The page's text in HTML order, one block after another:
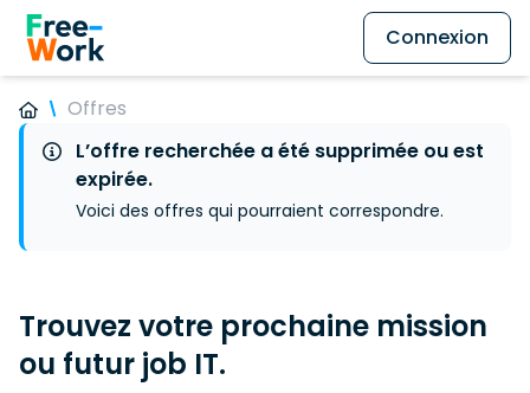
Connexion
Offres
L’offre recherchée a été supprimée ou est
expirée.
Voici des offres qui pourraient correspondre.
Trouvez votre prochaine mission
ou futur job IT.